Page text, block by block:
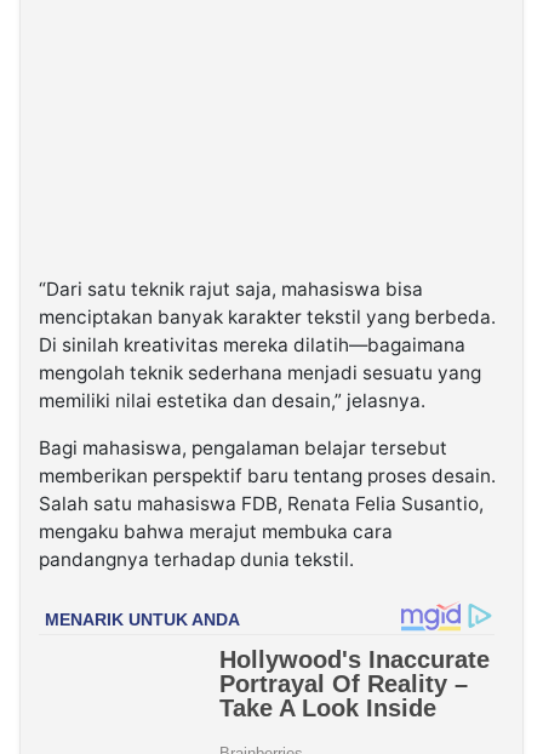
“Dari satu teknik rajut saja, mahasiswa bisa
menciptakan banyak karakter tekstil yang berbeda.
Di sinilah kreativitas mereka dilatih—bagaimana
mengolah teknik sederhana menjadi sesuatu yang
memiliki nilai estetika dan desain,” jelasnya.
Bagi mahasiswa, pengalaman belajar tersebut
memberikan perspektif baru tentang proses desain.
Salah satu mahasiswa FDB, Renata Felia Susantio,
mengaku bahwa merajut membuka cara
pandangnya terhadap dunia tekstil.